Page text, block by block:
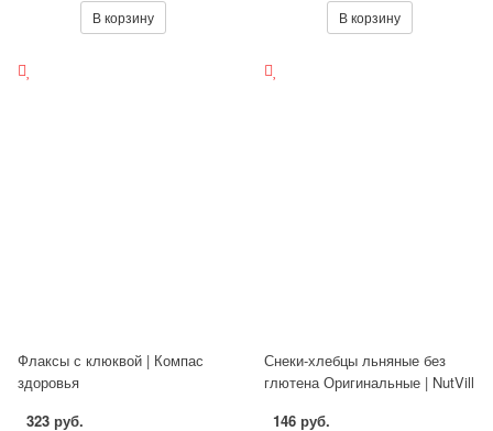
В корзину
В корзину
Флаксы с клюквой | Компас
здоровья
323 руб.
Снеки-хлебцы льняные без
глютена Оригинальные | NutVill
146 руб.